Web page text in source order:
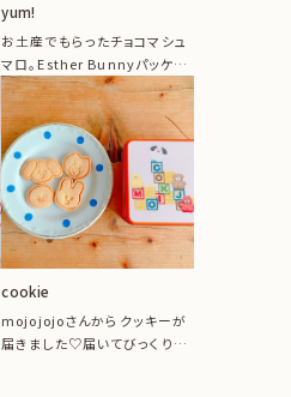
yum!
お土産でもらったチョコマシュ
マロ。Esther Bunnyパッケー
ジがスーパーキュート♡
cookie
mojojojoさんからクッキーが
届きました♡届いてびっくり、